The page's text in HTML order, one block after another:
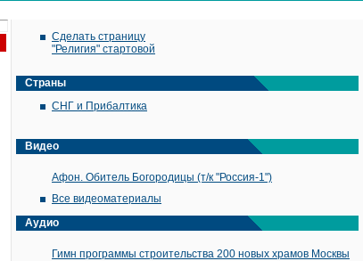
Сделать страницу
"Религия" стартовой
Страны
СНГ и Прибалтика
Видео
Афон. Обитель Богородицы (т/к "Россия-1")
Все видеоматериалы
Аудио
Гимн программы строительства 200 новых храмов Москвы